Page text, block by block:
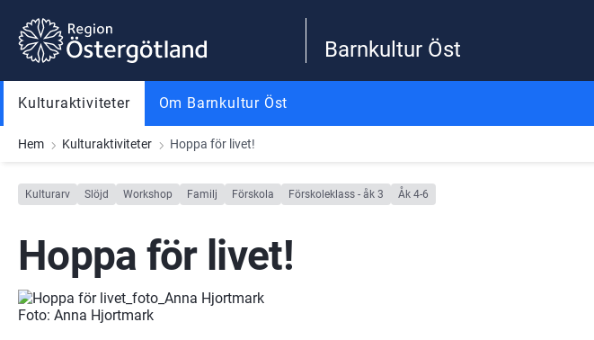
Gå till innehåll
Gå till meny
Gå till sidfot
Barnkultur Öst
Kulturaktiviteter Om Barnkultur Öst
Hem Kulturaktiviteter Hoppa för livet!
Kulturarv Slöjd Workshop Familj Förskola Förskoleklass - åk 3 Åk 4-6
Hoppa för livet!
Foto: Anna Hjortmark